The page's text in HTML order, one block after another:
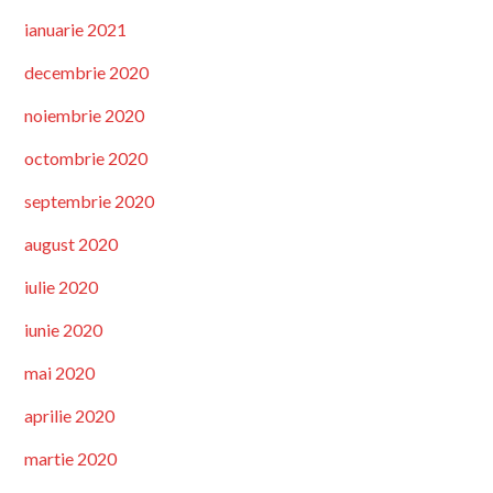
ianuarie 2021
decembrie 2020
noiembrie 2020
octombrie 2020
septembrie 2020
august 2020
iulie 2020
iunie 2020
mai 2020
aprilie 2020
martie 2020